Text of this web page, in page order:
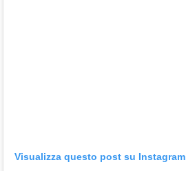
Visualizza questo post su Instagram